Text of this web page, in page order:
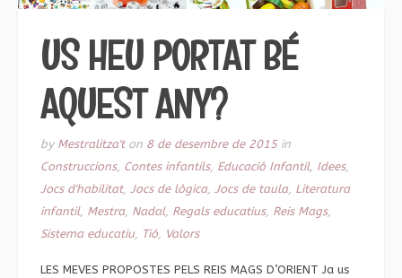
US HEU PORTAT BÉ
AQUEST ANY?
by Mestralitza'ton 8 de desembre de 2015in
Construccions, Contes infantils, Educació Infantil, Idees,
Jocs d'habilitat, Jocs de lògica, Jocs de taula, Literatura
infantil, Mestra, Nadal, Regals educatius, Reis Mags,
Sistema educatiu, Tió, Valors
LES MEVES PROPOSTES PELS REIS MAGS D’ORIENT Ja us